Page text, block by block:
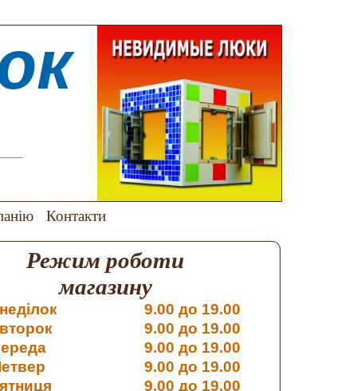
Контакти
Режим роботи
магазину
9.00 до 19.00
9.00 до 19.00
9.00 до 19.00
9.00 до 19.00
9.00 до 19.00